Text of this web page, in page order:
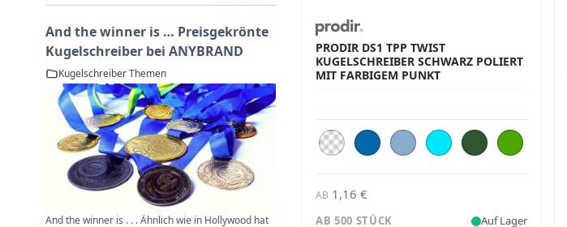
PRODIR DS1 TPP TWIST
KUGELSCHREIBER SCHWARZ POLIERT
MIT FARBIGEM PUNKT
AB 1,16 €
AB 500 STÜCK Auf Lager
And the winner is … Preisgekrönte
Kugelschreiber bei ANYBRAND
Kugelschreiber Themen
And the winner is . . . Ähnlich wie in Hollywood hat